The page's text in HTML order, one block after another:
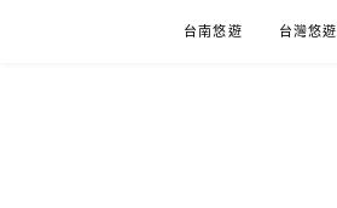
台南悠遊 台灣悠遊